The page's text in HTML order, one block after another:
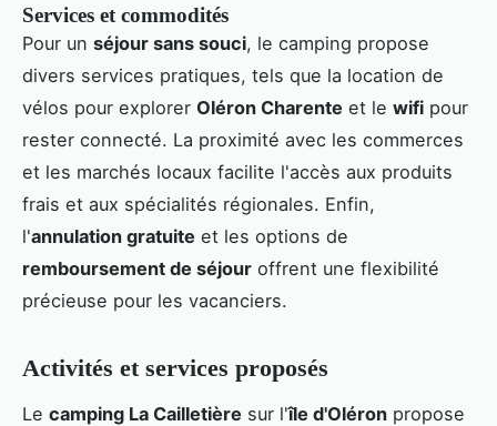
Services et commodités
Pour un séjour sans souci, le camping propose
divers services pratiques, tels que la location de
vélos pour explorer Oléron Charente et le wifi pour
rester connecté. La proximité avec les commerces
et les marchés locaux facilite l'accès aux produits
frais et aux spécialités régionales. Enfin,
l'annulation gratuite et les options de
remboursement de séjour offrent une flexibilité
précieuse pour les vacanciers.
Activités et services proposés
Le camping La Cailletière sur l'île d'Oléron propose